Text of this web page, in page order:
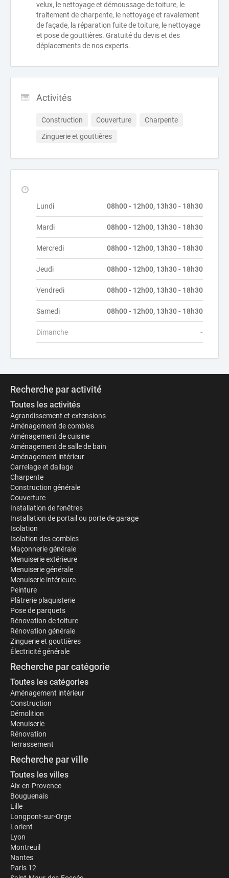
velux, le nettoyage et démoussage de toiture, le
traitement de charpente, le nettoyage et ravalement
de façade, la réparation fuite de toiture, le nettoyage
et pose de gouttières. Gratuité du devis et des
déplacements de nos experts.
Activités
Construction Couverture
Charpente
Zinguerie et gouttières
Lundi 08h00 - 12h00, 13h30 - 18h30
Mardi 08h00 - 12h00, 13h30 - 18h30
Mercredi 08h00 - 12h00, 13h30 - 18h30
Jeudi 08h00 - 12h00, 13h30 - 18h30
Vendredi 08h00 - 12h00, 13h30 - 18h30
Samedi 08h00 - 12h00, 13h30 - 18h30
Dimanche -
Recherche par activité
Toutes les activités
Agrandissement et extensions
Aménagement de combles
Aménagement de cuisine
Aménagement de salle de bain
Aménagement intérieur
Carrelage et dallage
Charpente
Construction générale
Couverture
Installation de fenêtres
Installation de portail ou porte de garage
Isolation
Isolation des combles
Maçonnerie générale
Menuiserie extérieure
Menuiserie générale
Menuiserie intérieure
Peinture
Plâtrerie plaquisterie
Pose de parquets
Rénovation de toiture
Rénovation générale
Zinguerie et gouttières
Électricité générale
Recherche par catégorie
Toutes les catégories
Aménagement intérieur
Construction
Démolition
Menuiserie
Rénovation
Terrassement
Recherche par ville
Toutes les villes
Aix-en-Provence
Bouguenais
Lille
Longpont-sur-Orge
Lorient
Lyon
Montreuil
Nantes
Paris 12